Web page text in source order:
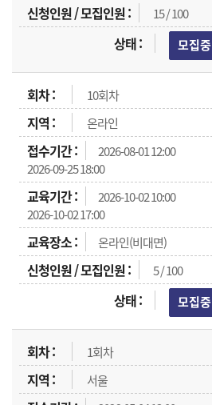
15 / 100
모집중
10회차
온라인
2026-08-01 12:00
2026-09-25 18:00
2026-10-02 10:00
2026-10-02 17:00
온라인(비대면)
5 / 100
모집중
1회차
서울